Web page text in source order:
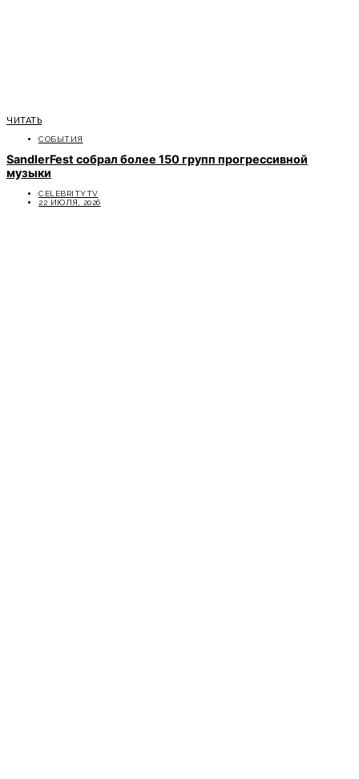
ЧИТАТЬ
СОБЫТИЯ
SandlerFest собрал более 150 групп прогрессивной
музыки
CELEBRITYTV
22 ИЮЛЯ, 2026